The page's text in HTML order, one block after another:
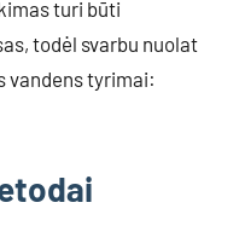
turi būti
todėl svarbu nuolat
vandens tyrimai: